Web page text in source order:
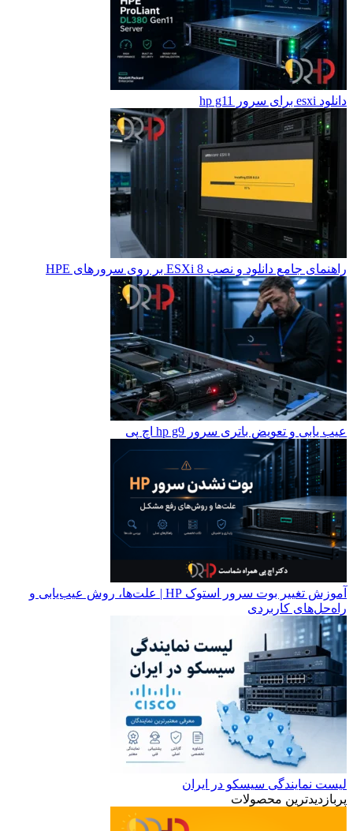
دانلود esxi برای سرور hp g11
راهنمای جامع دانلود و نصب ESXi 8 بر روی سرورهای HPE
عیب یابی و تعویض باتری سرور hp g9 اچ پی
آموزش تغییر بوت سرور استوک HP | علت‌ها، روش عیب‌یابی و
راه‌حل‌های کاربردی
لیست نمایندگی سیسکو در ایران
پربازدیدترین محصولات